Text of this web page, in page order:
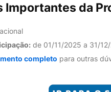
Importantes da
de 01/11/2025 a 31/
completo para outras